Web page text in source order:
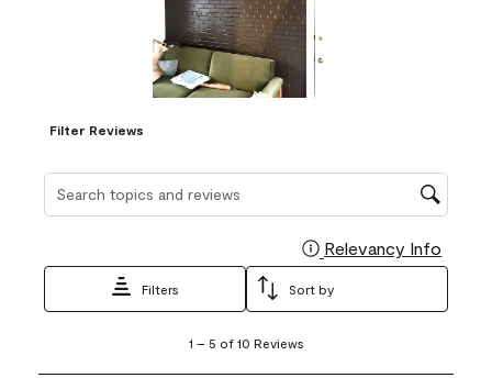
Filter Reviews
Relevancy Info
Filters Sort by
5
1 – 5 of 10 Reviews